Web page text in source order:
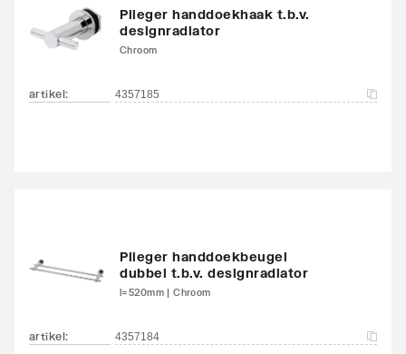
Plieger handdoekhaak t.b.v.
designradiator
Chroom
artikel: 4357185
Plieger handdoekbeugel
dubbel t.b.v. designradiator
l=520mm | Chroom
artikel: 4357184